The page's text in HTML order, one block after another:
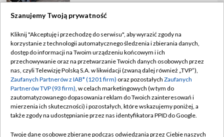
TVP
Abonament TVP
Sklep TVP
Biuro Reklamy
Oferta Handlowa
Regulamin TVP
Polityka prywatności
Moje zgody
Biuro reklamy
Szanujemy Twoją prywatność
Kliknij "Akceptuję i przechodzę do serwisu", aby wyrazić zgody na
korzystanie z technologii automatycznego śledzenia i zbierania danych,
dostęp do informacji na Twoim urządzeniu końcowym i ich
przechowywanie oraz na przetwarzanie Twoich danych osobowych przez
nas, czyli Telewizję Polską S.A. w likwidacji (zwaną dalej również „TVP”),
Zaufanych Partnerów z IAB* (1201 firm) oraz pozostałych Zaufanych
Partnerów TVP (93 firm), w celach marketingowych (w tym do
zautomatyzowanego dopasowania reklam do Twoich zainteresowań i
mierzenia ich skuteczności) i pozostałych, które wskazujemy poniżej, a
także zgody na udostępnianie przez nas identyfikatora PPID do Google.
Twoje dane osobowe zbierane podczas odwiedzania przez Ciebie naszych